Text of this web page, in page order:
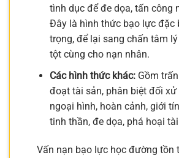
tình dục để đe dọa, tấn công
Đây là hình thức bạo lực đặc
trọng, để lại sang chấn tâm
tột cùng cho nạn nhân.
Các hình thức khác:Gồm
đoạt tài sản, phân biệt đối xử
ngoại hình, hoàn cảnh, giới
tinh thần, đe dọa, phá hoại
Vấn nạn bạo lực học đường tồn